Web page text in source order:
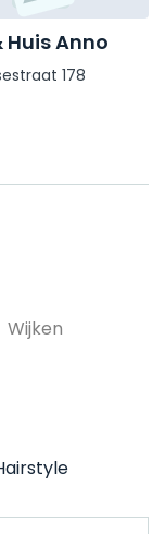
Huis Anno
178
Wijken